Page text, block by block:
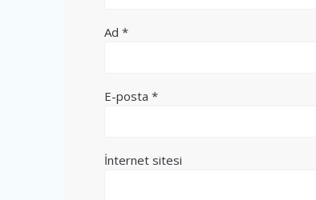
Ad*
E-posta*
İnternet sitesi